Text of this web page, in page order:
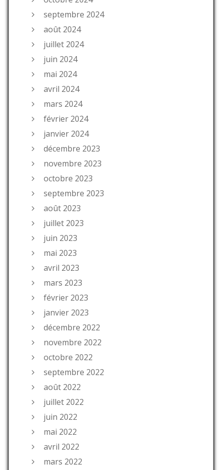
septembre 2024
août 2024
juillet 2024
juin 2024
mai 2024
avril 2024
mars 2024
février 2024
janvier 2024
décembre 2023
novembre 2023
octobre 2023
septembre 2023
août 2023
juillet 2023
juin 2023
mai 2023
avril 2023
mars 2023
février 2023
janvier 2023
décembre 2022
novembre 2022
octobre 2022
septembre 2022
août 2022
juillet 2022
juin 2022
mai 2022
avril 2022
mars 2022